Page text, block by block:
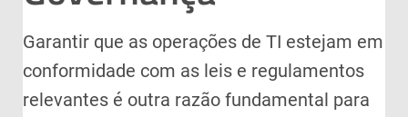
Garantir que as operações de TI estejam em
conformidade com as leis e regulamentos
relevantes é outra razão fundamental para